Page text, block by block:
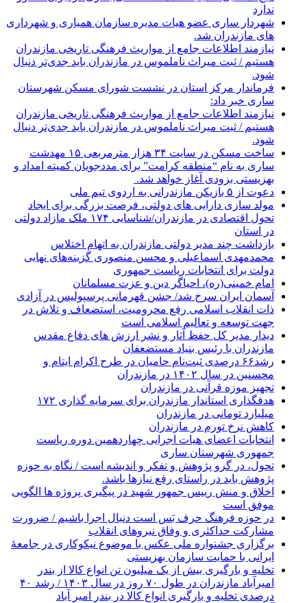
ندارد
شهردار ساری عضو هیات مدیره سازمان همیاری و شهرداری
های مازندران شد.
نیازمند اطلاعات جامع از مواریث فرهنگی تاریخی مازندران
هستیم / ثبت میراث ناملموس در مازندران باید جدی‌تر دنبال
شود.
فرماندار مرکز استان در نشست شورای مسکن شهرستان
ساری خبر داد:
نیازمند اطلاعات جامع از مواریث فرهنگی تاریخی مازندران
هستیم / ثبت میراث ناملموس در مازندران باید جدی‌تر دنبال
شود.
ساخت مسکن در سایت ۳۴ هزار مترمربعی ۱۵ مهدشت
ساری به نام “منطقه کرامت” برای مددجویان کمیته امداد و
بهزیستی بزودی آغاز خواهد شد.
دعوت از ۵ بازیکن مازندرانی به اردوی تیم ملی
مولد سازی دارایی های دولتی، فرصت بزرگی برای ایجاد
تحول اقتصادی در مازندران/شناسایی ۱۷۴ ملک مازاد دولتی
در استان
بازداشت چند مدیر دولتی مازندران به اتهام اختلاس
محمدمهدی اسماعیلی و محسن منصوری گزینه‌های نهایی
دولت برای انتخابات ریاست جمهوری
امام خمینی(ره)، احیاگر دین و عزت مسلمانان
آسمان ایران سرخ شد/ جشن قهرمانی پرسپولیس در آزادی
ذات انقلاب اسلامی رفع محرومیت، استضعاف و تلاش در
جهت توسعه و تعالیم اسلامی است
دیدار مدیر کل حفظ آثار و نشر ارزش های دفاع مقدس
مازندران با رئیس بنیاد مستضعفان
رشد۶۶ درصدی ثبت‌نام حامیان در طرح اکرام ایتام و
محسنین در سال ۱۴۰۲ در مازندران
تجهیز موزه قرآنی در مازندران
هدفگذاری استاندار مازندران برای سرمایه گذاری ۱۷۲
میلیارد تومانی در مازندران
کاهش نرخ تورم در مازندران
انتخابات اعضای هیات اجرایی چهاردهمین دوره ریاست
جمهوری شهرستان ساری
تحول، در گرو پژوهش و تفکر و اندیشه است / نگاه به حوزه
پژوهش باید در راستای رفع نیازها باشد.
اخلاق و‌ منش رییس جمهور شهید در پیگیری پروژه ها الگویی
موفق است
در حوزه فرهنگ حرف بَس است دنبال اجرا باشیم / ضرورت
مشارکت حداکثری و وفاق نیروهای انقلاب
برگزاری جشنواره ملی عکس با موضوع نیکوکاری در جامعۀ
ایرانی با حمایت سازمان بهزیستی
تخلیه و بارگیری بیش از یک میلیون تن انواع کالا از بندر
امیرآباد مازندران در طول ۷۰ روز در سال ۱۴۰۳ / رشد ۴۰
درصدی تخلیه و بارگیری انواع کالا در بندر امیر آباد